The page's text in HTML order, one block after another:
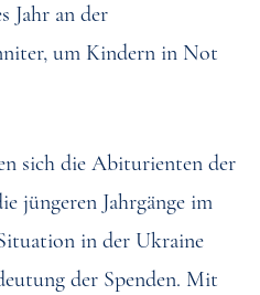
Jahr an der
um Kindern in Not
sich die Abiturienten der
jüngeren Jahrgänge im
in der Ukraine
der Spenden. Mit